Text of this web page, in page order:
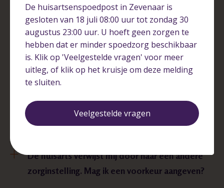
zijn en wanneer bij de Spoedeisende Hulp van
ziekenhuis Rijnstate?
Met wie werken we samen in Arnhem en
omgeving?
Verwijzing
De huisarts verwijst mij door naar een andere
zorginstelling. Mag ik een voorkeur aangeven?
De huisartsenspoedpost in Zevenaar is
gesloten van 18 juli 08:00 uur tot zondag 30
augustus 23:00 uur. U hoeft geen zorgen te
hebben dat er minder spoedzorg beschikbaar
is. Klik op 'Veelgestelde vragen' voor meer
uitleg, of klik op het kruisje om deze melding
te sluiten.
Veelgestelde vragen